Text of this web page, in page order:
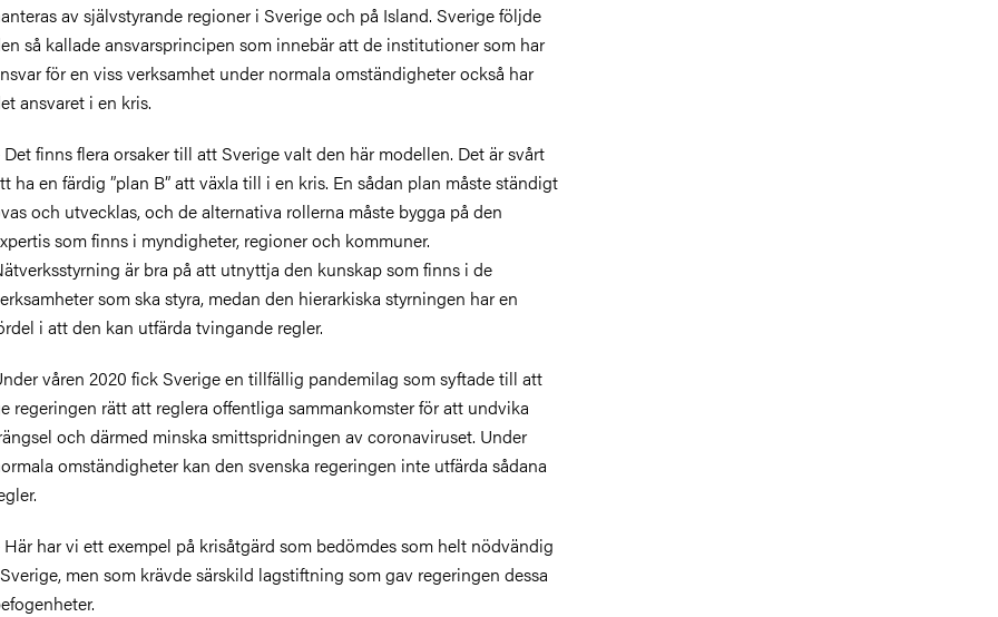
av självstyrande regioner i Sverige och på Island. Sverige följde
så kallade ansvarsprincipen som innebär att de institutioner som har
för en viss verksamhet under normala omständigheter också har
ansvaret i en kris.
Det finns flera orsaker till att Sverige valt den här modellen. Det är svårt
ha en färdig ”plan B” att växla till i en kris. En sådan plan måste ständigt
och utvecklas, och de alternativa rollerna måste bygga på den
som finns i myndigheter, regioner och kommuner.
är bra på att utnyttja den kunskap som finns i de
som ska styra, medan den hierarkiska styrningen har en
i att den kan utfärda tvingande regler.
våren 2020 fick Sverige en tillfällig pandemilag som syftade till att
regeringen rätt att reglera offentliga sammankomster för att undvika
och därmed minska smittspridningen av coronaviruset. Under
omständigheter kan den svenska regeringen inte utfärda sådana
Här har vi ett exempel på krisåtgärd som bedömdes som helt nödvändig
men som krävde särskild lagstiftning som gav regeringen dessa